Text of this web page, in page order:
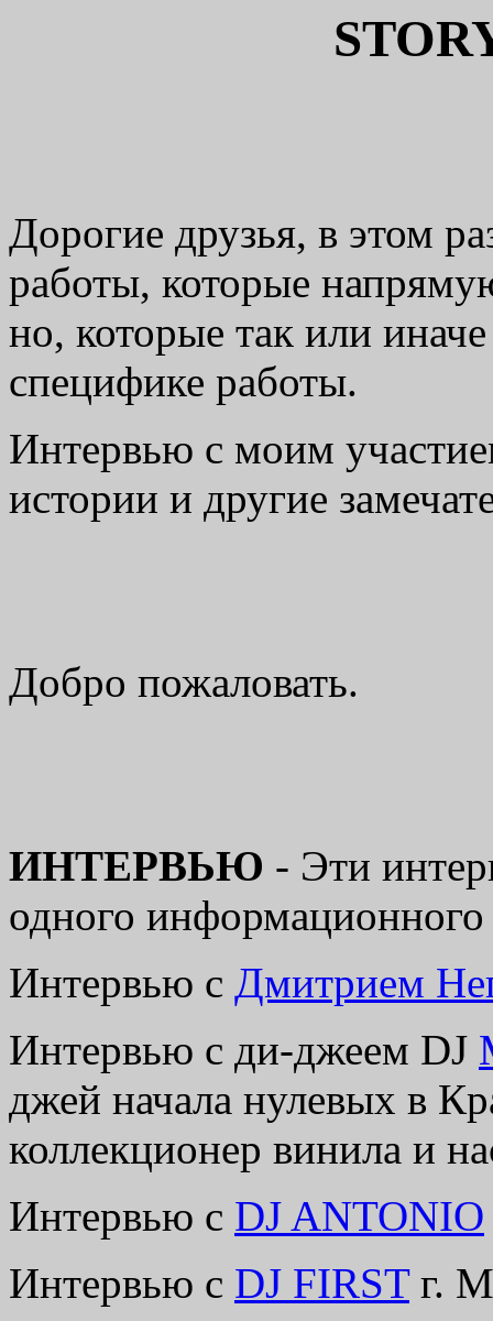
Дорогие друзья, в этом
работы, которые
но, которые так или
специфике работы.
Интервью с моим
истории и другие
Добро пожаловать.
ИНТЕРВЬЮ - Эти
одного информационного
Интервью с Дмитрием
Интервью с ди-джеем DJ
джей начала нулевых в
коллекционер винила и
Интервью с DJ ANTONIO
Интервью с DJ FIRST г.